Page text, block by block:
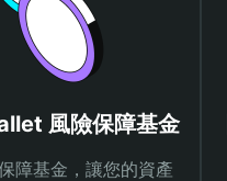
風險保障基金
障基金，讓您的資產